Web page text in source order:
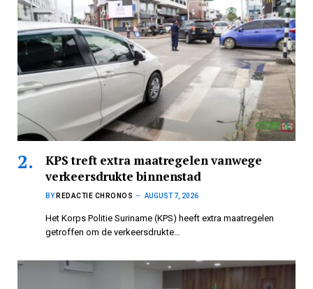
KPS treft extra maatregelen vanwege
verkeersdrukte binnenstad
BY REDACTIE CHRONOS AUGUST 7, 2026
Het Korps Politie Suriname (KPS) heeft extra maatregelen
getroffen om de verkeersdrukte…